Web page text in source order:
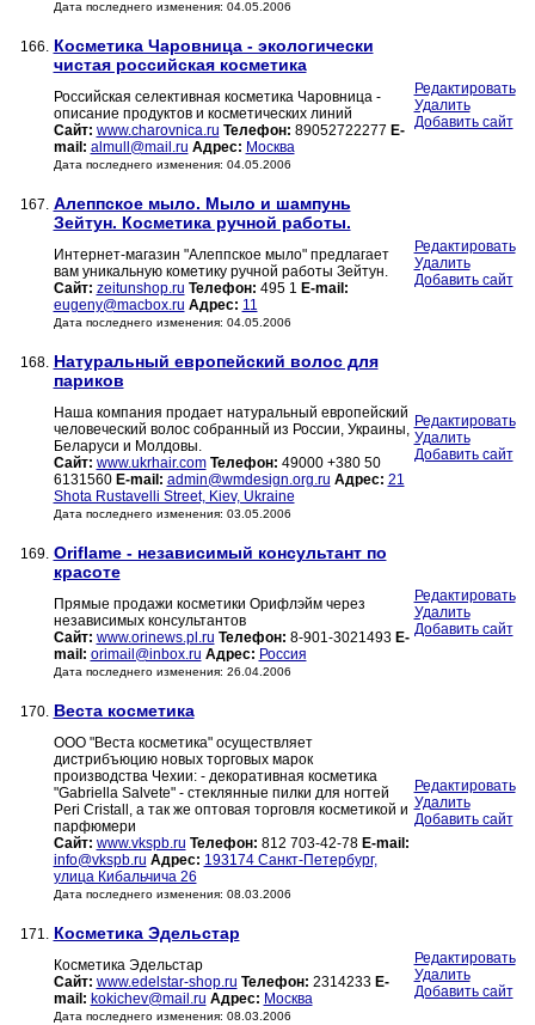
Дата последнего изменения: 04.05.2006
166. Косметика Чаровница - экологически
чистая российская косметика
Российская селективная косметика Чаровница -
описание продуктов и косметических линий
Сайт: www.charovnica.ru Телефон: 89052722277 E-
mail: almull@mail.ru Адрес: Москва
Дата последнего изменения: 04.05.2006
Редактировать
Удалить
Добавить сайт
167. Алеппское мыло. Мыло и шампунь
Зейтун. Косметика ручной работы.
Интернет-магазин "Алеппское мыло" предлагает
вам уникальную кометику ручной работы Зейтун.
Сайт: zeitunshop.ru Телефон: 495 1 E-mail:
eugeny@macbox.ru Адрес: 11
Дата последнего изменения: 04.05.2006
Редактировать
Удалить
Добавить сайт
168. Натуральный европейский волос для
париков
Наша компания продает натуральный европейский
человеческий волос собранный из России, Украины,
Беларуси и Молдовы.
Сайт: www.ukrhair.com Телефон: 49000 +380 50
6131560 E-mail: admin@wmdesign.org.ru Адрес: 21
Shota Rustavelli Street, Kiev, Ukraine
Дата последнего изменения: 03.05.2006
Редактировать
Удалить
Добавить сайт
169. Oriflame - независимый консультант по
красоте
Прямые продажи косметики Орифлэйм через
независимых консультантов
Сайт: www.orinews.pl.ru Телефон: 8-901-3021493 E-
mail: orimail@inbox.ru Адрес: Россия
Дата последнего изменения: 26.04.2006
Редактировать
Удалить
Добавить сайт
170. Веста косметика
ООО "Веста косметика" осуществляет
дистрибъюцию новых торговых марок
производства Чехии: - декоративная косметика
"Gabriella Salvete" - стеклянные пилки для ногтей
Peri Cristall, а так же оптовая торговля косметикой и
парфюмери
Сайт: www.vkspb.ru Телефон: 812 703-42-78 E-mail:
info@vkspb.ru Адрес: 193174 Санкт-Петербург,
улица Кибальчича 26
Дата последнего изменения: 08.03.2006
Редактировать
Удалить
Добавить сайт
171. Косметика Эдельстар
Косметика Эдельстар
Сайт: www.edelstar-shop.ru Телефон: 2314233 E-
mail: kokichev@mail.ru Адрес: Москва
Дата последнего изменения: 08.03.2006
Редактировать
Удалить
Добавить сайт